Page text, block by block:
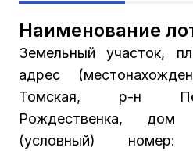
Наименование
Земельный участок,
адрес
Томская, р-н
Рождественка, дом
(условный) номер: